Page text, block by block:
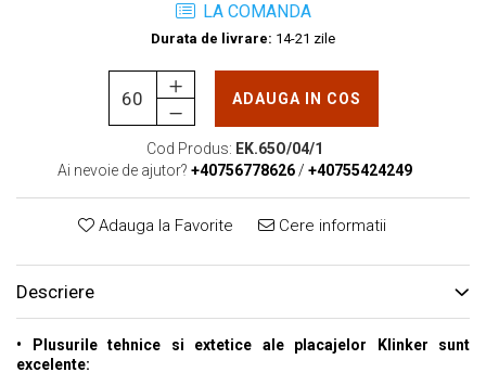
LA COMANDA
Durata de livrare: 14-21 zile
ADAUGA IN COS
Cod Produs: EK.65O/04/1
Ai nevoie de ajutor? +40756778626 / +40755424249
Adauga la Favorite Cere informatii
Descriere
• Plusurile tehnice si extetice ale placajelor Klinker sunt
excelente: